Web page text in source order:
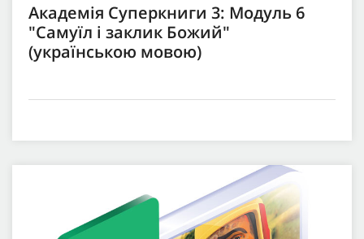
Академія Суперкниги 3: Модуль 6
"Самуїл і заклик Божий"
(українською мовою)